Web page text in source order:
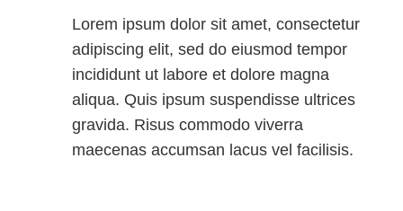
Lorem ipsum dolor sit amet, consectetur
adipiscing elit, sed do eiusmod tempor
incididunt ut labore et dolore magna
aliqua. Quis ipsum suspendisse ultrices
gravida. Risus commodo viverra
maecenas accumsan lacus vel facilisis.